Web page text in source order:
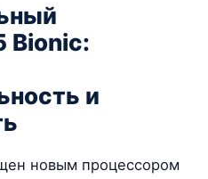
Bionic:
и
новым процессором